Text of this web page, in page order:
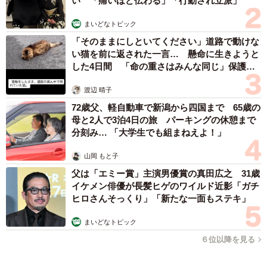
する全国の支援者からのサポートを受け、マーヤは持病を
抱えながら今日も日々がんばって生き抜いています。
そして最近、マーヤが暮らす預かりボランティアの家に、
後輩となる子犬たちがやってくると、マーヤは先住犬とし
て子犬たちに「生活の見本」を見せるようにもなりまし
た。
肉体的には多くの持病を抱え、その病を戦い続けるマーヤ
ですが、その心にある「生きたい」という気持ちを、ボタ
ンひとつで終わらせることは本来絶対にあってはならない
ことです。
まいどなトピック
「そのままにしといてください」道路で動けな
い猫を前に返された一言… 懸命に生きようと
した4日間 「命の重さはみんな同じ」保護団
渡辺 晴子
72歳父、軽自動車で新潟から四国まで 65歳の
母と2人で3泊4日の旅 パーキングの休憩まで
分刻み… 「大学生でも組まねえよ！」
山岡 もと子
父は「エミー賞」主演男優賞の真田広之 31歳
イケメン俳優が長髪ヒゲのワイルド近影「ガチ
ヒロさんそっくり」「新たな一面もステキ」
まいどなトピック
６位以降を見る